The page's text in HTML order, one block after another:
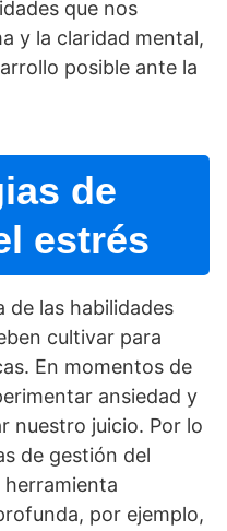
que nos
y la claridad mental,
posible ante la
de
estrés
de las habilidades
cultivar para
En momentos de
ansiedad y
nuestro juicio. Por lo
de gestión del
por ejemplo,